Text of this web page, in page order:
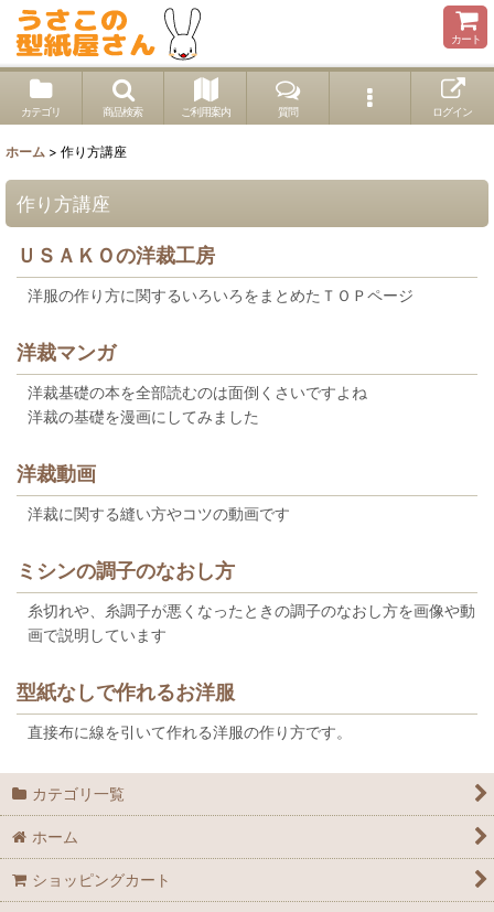
カート
カテゴリ 商品検索 ご利用案内 質問 ログイン
ホーム > 作り方講座
作り方講座
ＵＳＡＫＯの洋裁工房
洋服の作り方に関するいろいろをまとめたＴＯＰページ
洋裁マンガ
洋裁基礎の本を全部読むのは面倒くさいですよね
洋裁の基礎を漫画にしてみました
洋裁動画
洋裁に関する縫い方やコツの動画です
ミシンの調子のなおし方
糸切れや、糸調子が悪くなったときの調子のなおし方を画像や動
画で説明しています
型紙なしで作れるお洋服
直接布に線を引いて作れる洋服の作り方です。
カテゴリ一覧
ホーム
ショッピングカート